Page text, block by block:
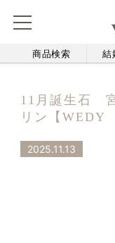
商品検索 結
11月誕生石
リン【WEDY
2025.11.13